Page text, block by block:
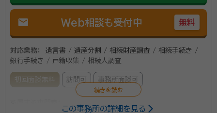
mail Web相談も受付中 無料
対応業務：
遺言書 / 遺産分割 / 相続財産調査 / 相続手続き /
銀行手続き / 戸籍収集 / 相続人調査
初回面談無料 訪問可 事務所面談可
この事務所の詳細を見る